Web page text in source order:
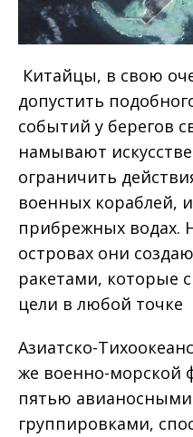
Китайцы, в свою
допустить
событий у берегов
намывают
ограничить
военных кораблей,
прибрежных водах.
островах они
ракетами, которые
цели в любой точке
Азиатско-
же военно-морской
пятью
группировками,